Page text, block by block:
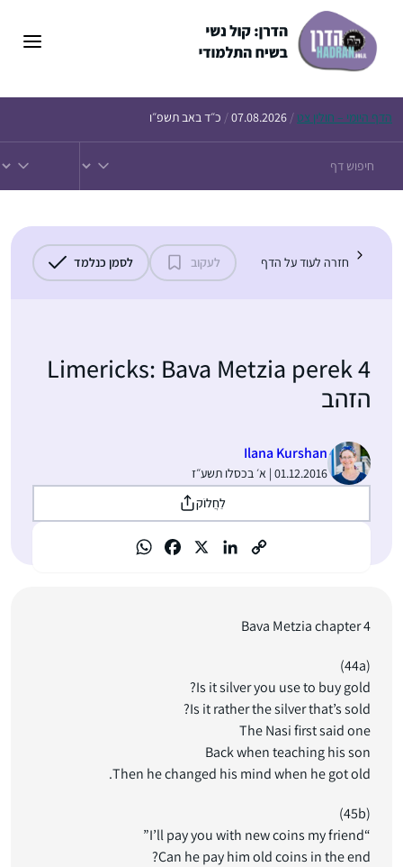
הדף היומי – חולין צט /
07.08.2026
/ כ״ד באב תשפ״ו
חזרה לעוד על הדף לעקוב לסמן כנלמד
Limericks: Bava Metzia perek 4
הזהב
Ilana Kurshan
01.12.2016 | א׳ בכסלו תשע״ז
לַחֲלוֹק
Bava Metzia chapter 4
(44a)
Is it silver you use to buy gold?
Is it rather the silver that’s sold?
The Nasi first said one
Back when teaching his son
Then he changed his mind when he got old.
(45b)
“I’ll pay you with new coins my friend”
Can he pay him old coins in the end?